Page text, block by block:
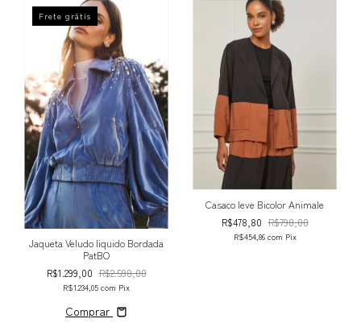
Frete grátis
Jaqueta Veludo liquido Bordada
PatBO
R$1.299,00 R$2.598,00
R$1.234,05 com Pix
Comprar
Casaco leve Bicolor Animale
R$478,80 R$798,00
R$454,86 com Pix